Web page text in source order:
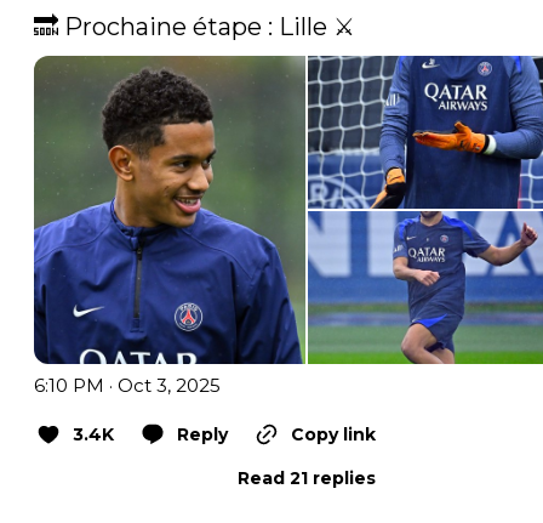
🔜 Prochaine étape : Lille ⚔️
6:10 PM · Oct 3, 2025
3.4K Reply
Copy link
Read 21 replies